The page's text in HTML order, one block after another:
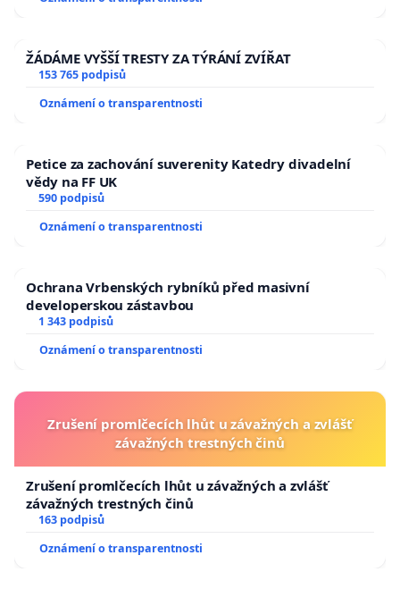
republiky
ŽÁDÁME VYŠŠÍ TRESTY ZA TÝRÁNÍ ZVÍŘAT
153 765 podpisů
Oznámení o transparentnosti
Petice za zachování suverenity Katedry divadelní
vědy na FF UK
590 podpisů
Oznámení o transparentnosti
Ochrana Vrbenských rybníků před masivní
developerskou zástavbou
1 343 podpisů
Oznámení o transparentnosti
Zrušení promlčecích lhůt u závažných a zvlášť
závažných trestných činů
Zrušení promlčecích lhůt u závažných a zvlášť
závažných trestných činů
163 podpisů
Oznámení o transparentnosti